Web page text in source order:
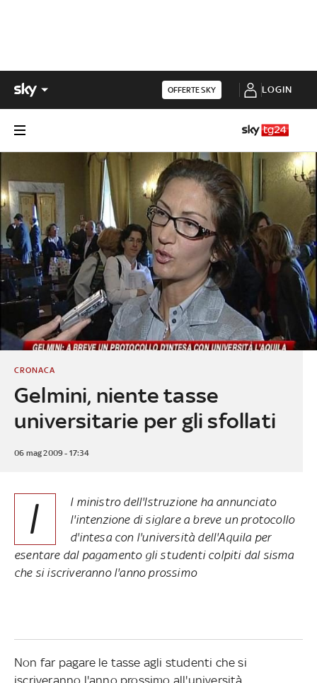
OFFERTE SKY LOGIN
Gelmini, niente tasse
universitarie per gli sfollati
CRONACA
06 mag 2009 - 17:34
I
l ministro dell'Istruzione ha annunciato
l'intenzione di siglare a breve un protocollo
d'intesa con l'università dell'Aquila per
esentare dal pagamento gli studenti colpiti dal sisma
che si iscriveranno l'anno prossimo
Non far pagare le tasse agli studenti che si
iscriveranno l'anno prossimo all'università